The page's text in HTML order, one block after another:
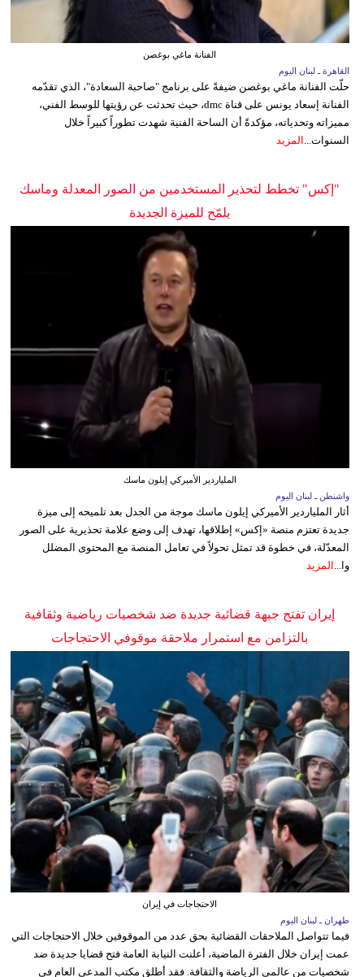
الفنانة ماغي بوغصن
القاهرة ـ لبنان اليوم
حلّت الفنانة ماغي بوغصن ضيفةً على برنامج "صاحبة السعادة"، الذي تقدّمه
الفنانة إسعاد يونس على قناة dmc، حيث تحدثت عن رؤيتها للوسط الفني،
مميزاته وتحدياته، مؤكدةً أن الساحة الفنية شهدت تطوراً كبيراً خلال
السنوات...
المزيد
"إكس" تخطط لتحذير المستخدمين من الصور المعدلة وماسك
يلمّح للميزة الجديدة
الملياردير الأميركي إيلون ماسك
واشنطن ـ لبنان اليوم
أثار الملياردير الأميركي إيلون ماسك موجة من الجدل بعد تلميحه إلى ميزة
جديدة تعتزم منصة «إكس» إطلاقها، تهدف إلى وضع علامة تحذيرية على الصور
المعدّلة، في خطوة قد تمثل تحولاً في تعامل المنصة مع المحتوى المضلل
وا... المزيد
إيران تفتح جبهة قضائية جديدة ضد شخصيات رياضية وثقافية
بالتزامن مع استمرار ملاحقة موقوفي الاحتجاجات
الاحتجاجات في إيران
طهران ـ لبنان اليوم
فيما تتواصل الملاحقات القضائية بحق عدد من الموقوفين خلال الاحتجاجات التي
عمت إيران خلال الفترة الماضية، أعلنت النيابة العامة فتح قضايا جديدة ضد
شخصيات من عالمي الرياضة والثقافة. فقد أطلق مكتب المدعي العام في